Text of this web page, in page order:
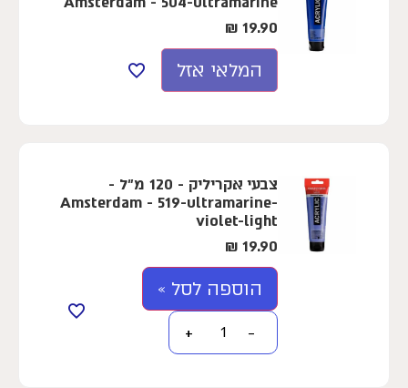
19.90
₪
המלאי אזל
צבעי אקריליק - 120 מ"ל -
Amsterdam - 519-ultramarine-
violet-light
19.90
₪
הוספה לסל »
−
+